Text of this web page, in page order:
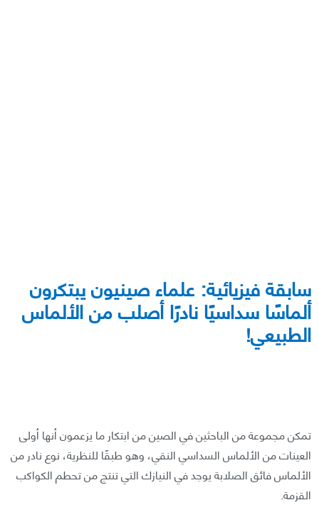
سابقة فيزيائية: علماء صينيون يبتكرون
ألماسًا سداسيًا نادرًا أصلب من الألماس
الطبيعي!
تمكن مجموعة من الباحثين في الصين من ابتكار ما يزعمون أنها أولى
العينات من الألماس السداسي النقي، وهو طبقًا للنظرية، نوع نادر من
الألماس فائق الصلابة يوجد في النيازك التي تنتج من تحطم الكواكب
القزمة.